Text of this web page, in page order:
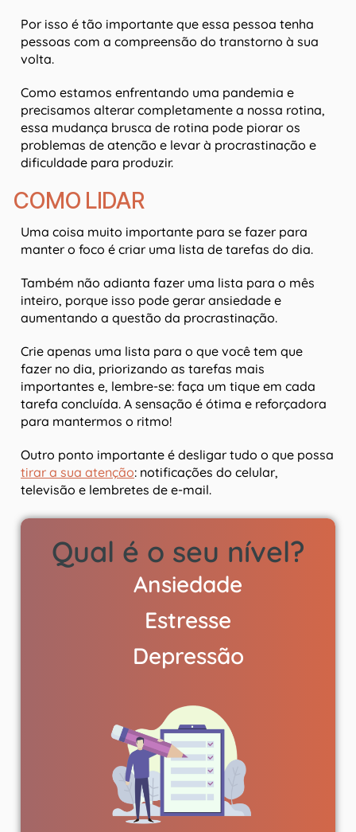
Por isso é tão importante que essa pessoa tenha
pessoas com a compreensão do transtorno à sua
volta.
Como estamos enfrentando uma pandemia e
precisamos alterar completamente a nossa rotina,
essa mudança brusca de rotina pode piorar os
problemas de atenção e levar à procrastinação e
dificuldade para produzir.
COMO LIDAR
Uma coisa muito importante para se fazer para
manter o foco é criar uma lista de tarefas do dia.
Também não adianta fazer uma lista para o mês
inteiro, porque isso pode gerar ansiedade e
aumentando a questão da procrastinação.
Crie apenas uma lista para o que você tem que
fazer no dia, priorizando as tarefas mais
importantes e, lembre-se: faça um tique em cada
tarefa concluída. A sensação é ótima e reforçadora
para mantermos o ritmo!
Outro ponto importante é desligar tudo o que possa
tirar a sua atenção: notificações do celular,
televisão e lembretes de e-mail.
Qual é o seu nível?
Ansiedade
Estresse
Depressão